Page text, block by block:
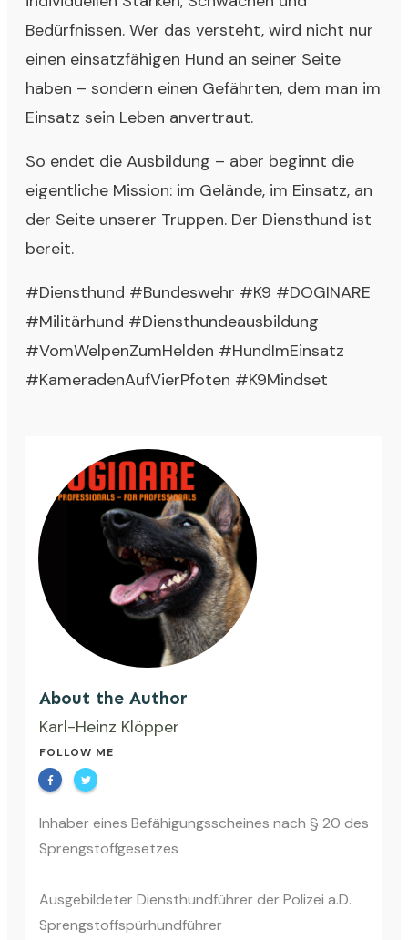
Bedürfnissen. Wer das versteht, wird nicht nur
einen einsatzfähigen Hund an seiner Seite
haben – sondern einen Gefährten, dem man im
Einsatz sein Leben anvertraut.
So endet die Ausbildung – aber beginnt die
eigentliche Mission: im Gelände, im Einsatz, an
der Seite unserer Truppen. Der Diensthund ist
bereit.
#Diensthund #Bundeswehr #K9 #DOGINARE
#Militärhund #Diensthundeausbildung
#VomWelpenZumHelden #HundImEinsatz
#KameradenAufVierPfoten #K9Mindset
About the Author
Karl-Heinz Klöpper
FOLLOW ME
Inhaber eines Befähigungsscheines nach § 20 des
Sprengstoffgesetzes
Ausgebildeter Diensthundführer der Polizei a.D.
Sprengstoffspürhundführer